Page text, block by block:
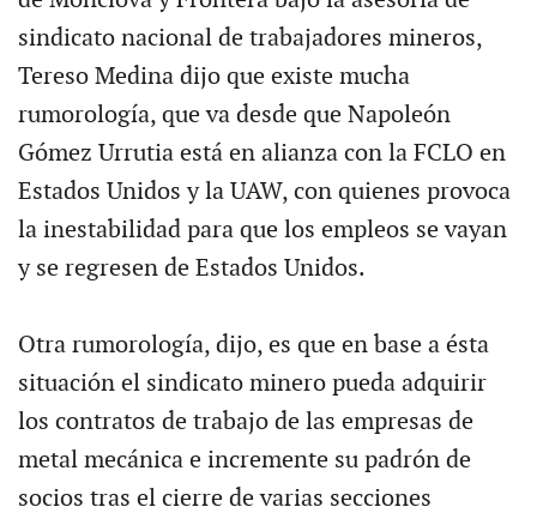
sindicato nacional de trabajadores mineros,
Tereso Medina dijo que existe mucha
rumorología, que va desde que Napoleón
Gómez Urrutia está en alianza con la FCLO en
Estados Unidos y la UAW, con quienes provoca
la inestabilidad para que los empleos se vayan
y se regresen de Estados Unidos.
Otra rumorología, dijo, es que en base a ésta
situación el sindicato minero pueda adquirir
los contratos de trabajo de las empresas de
metal mecánica e incremente su padrón de
socios tras el cierre de varias secciones